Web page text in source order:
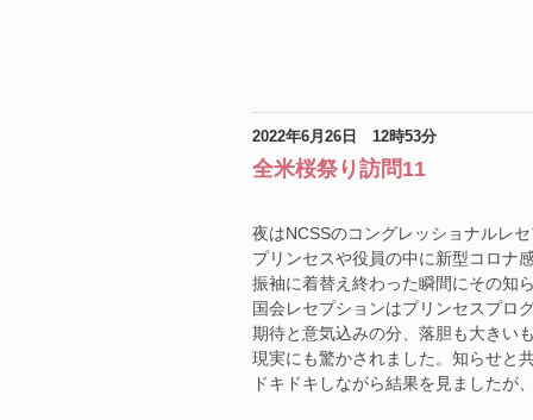
2022年6月26日 12時53分
全米桜祭り訪問11
夜はNCSSのコングレッショナルレ
プリンセスや役員の中に新型コロナ
振袖に着替え終わった瞬間にその知
国会レセプションはプリンセスプロ
期待と意気込みの分、落胆も大きい
現実にも驚かされました。知らせと
ドキドキしながら結果を見ましたが